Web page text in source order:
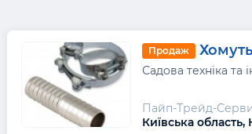
Продаж
Садова техніка та
Пайп-Трейд-
Київська область,